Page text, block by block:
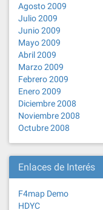
Agosto 2009
Julio 2009
Junio 2009
Mayo 2009
Abril 2009
Marzo 2009
Febrero 2009
Enero 2009
Diciembre 2008
Noviembre 2008
Octubre 2008
Enlaces de Interés
F4map Demo
HDYC